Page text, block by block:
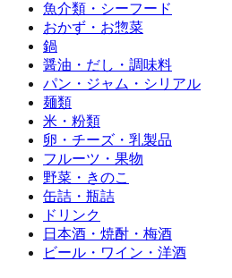
魚介類・シーフード
おかず・お惣菜
鍋
醤油・だし・調味料
パン・ジャム・シリアル
麺類
米・粉類
卵・チーズ・乳製品
フルーツ・果物
野菜・きのこ
缶詰・瓶詰
ドリンク
日本酒・焼酎・梅酒
ビール・ワイン・洋酒